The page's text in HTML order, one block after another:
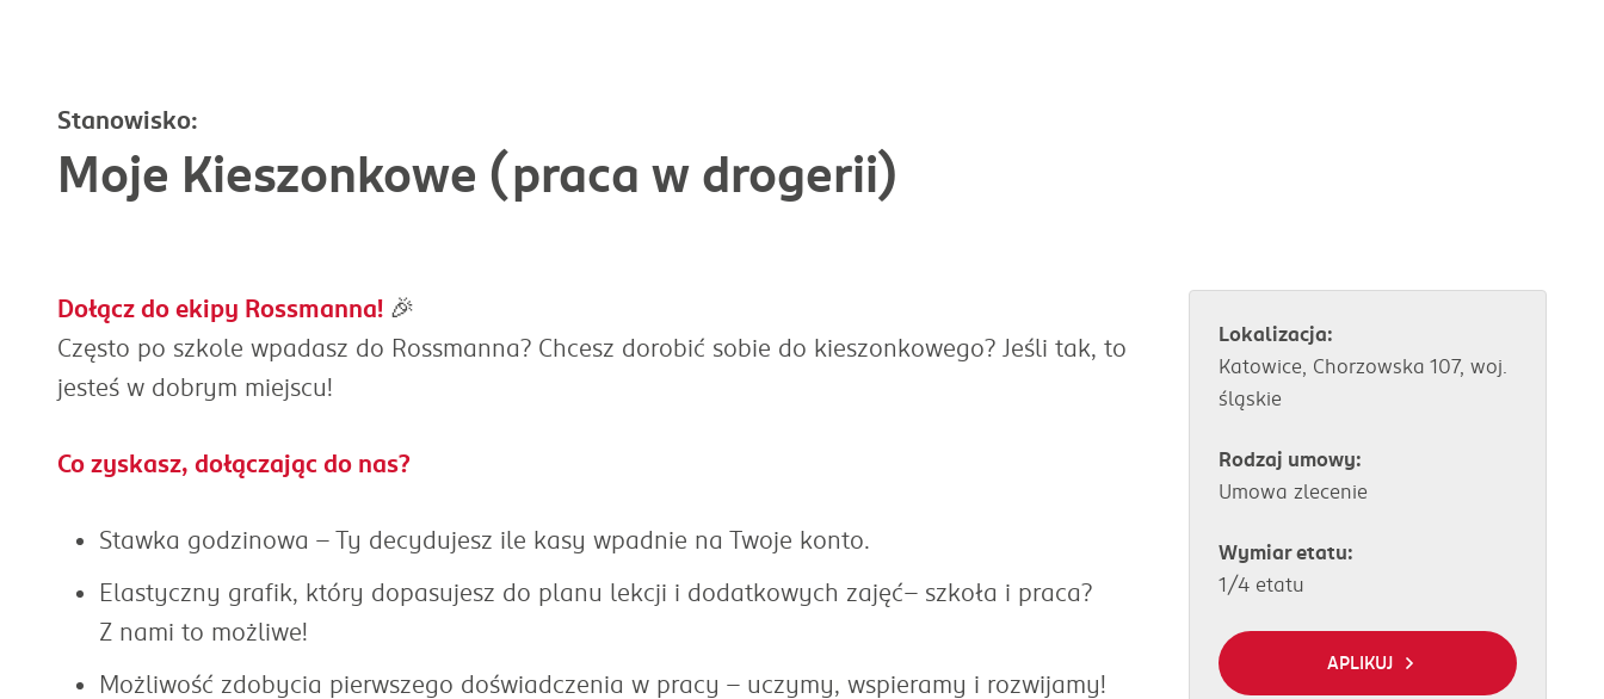
Stanowisko:
Moje Kieszonkowe (praca w drogerii)
Dołącz do ekipy Rossmanna! 🎉
Często po szkole wpadasz do Rossmanna? Chcesz dorobić sobie do kieszonkowego? Jeśli tak, to
jesteś w dobrym miejscu!
Co zyskasz, dołączając do nas?
Stawka godzinowa - Ty decydujesz ile kasy wpadnie na Twoje konto.
Elastyczny grafik, który dopasujesz do planu lekcji i dodatkowych zajęć– szkoła i praca?
Z nami to możliwe!
Możliwość zdobycia pierwszego doświadczenia w pracy – uczymy, wspieramy i rozwijamy!
Lokalizacja:
Katowice, Chorzowska 107, woj.
śląskie
Rodzaj umowy:
Umowa zlecenie
Wymiar etatu:
1/4 etatu
APLIKUJ